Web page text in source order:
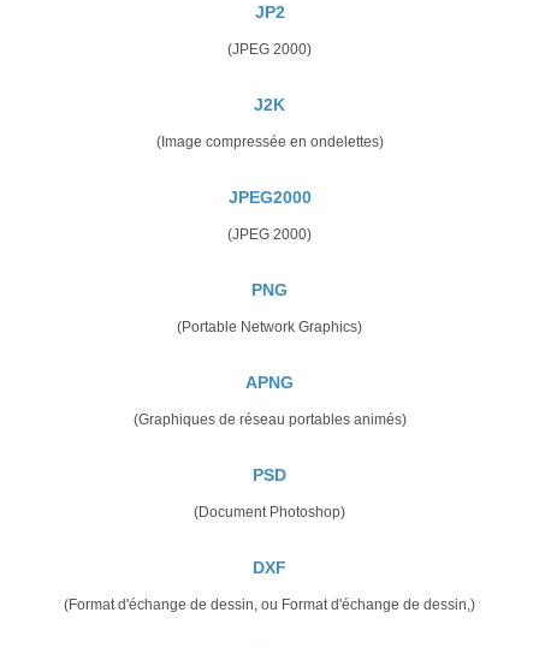
JP2
(JPEG 2000)
J2K
(Image compressée en ondelettes)
JPEG2000
(JPEG 2000)
PNG
(Portable Network Graphics)
APNG
(Graphiques de réseau portables animés)
PSD
(Document Photoshop)
DXF
(Format d'échange de dessin, ou Format d'échange de dessin,)